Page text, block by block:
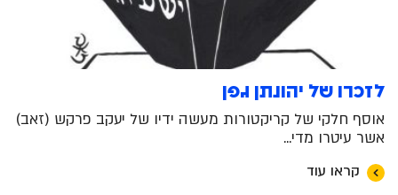
לזכרו של יהונתן גפן
אוסף חלקי של קריקטורות מעשה ידיו של יעקב פרקש (זאב)
אשר עיטרו מדי...
קראו עוד